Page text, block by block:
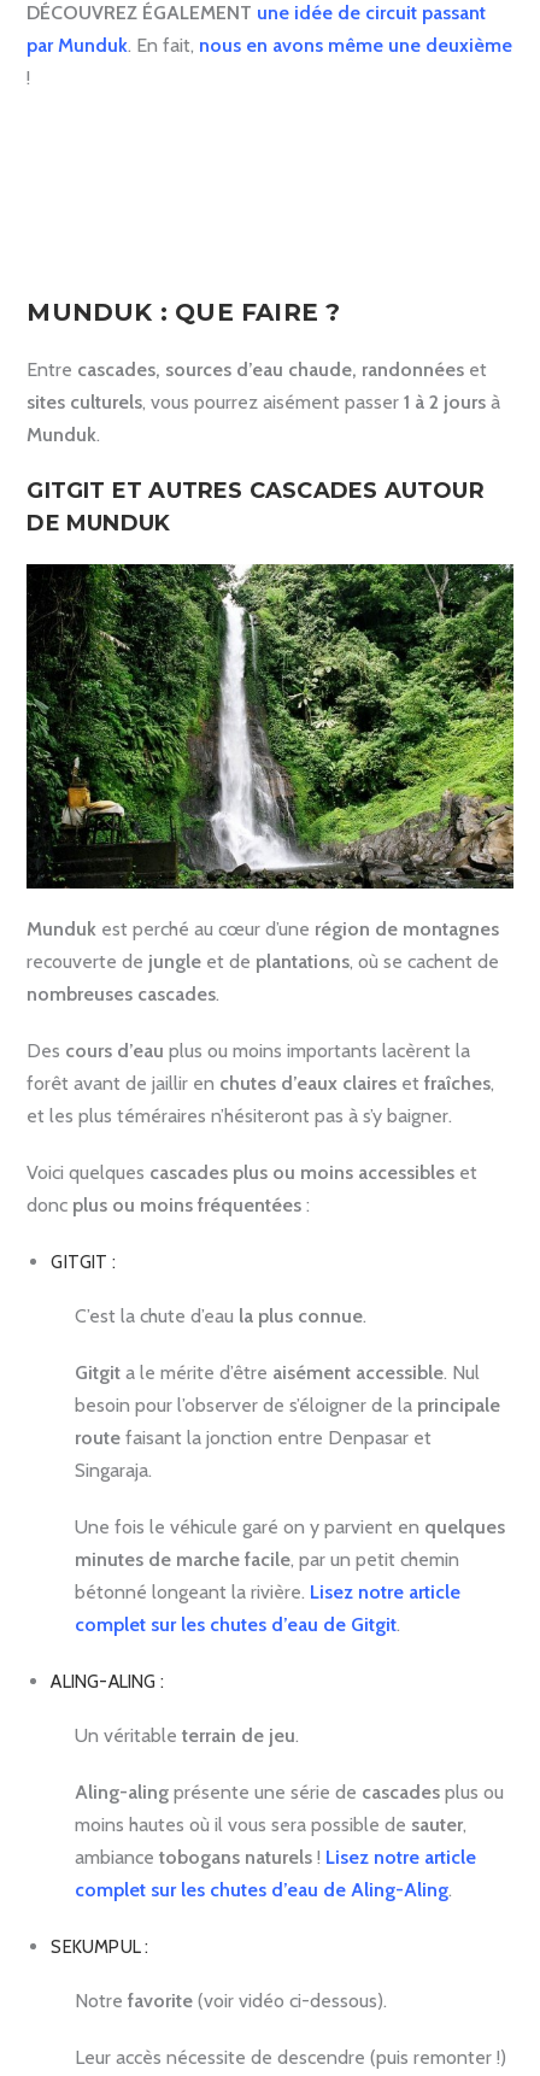
DÉCOUVREZ ÉGALEMENT une idée de circuit passant
par Munduk. En fait, nous en avons même une deuxième
!
MUNDUK : QUE FAIRE ?
Entre cascades, sources d’eau chaude, randonnées et
sites culturels, vous pourrez aisément passer1 à 2 jours à
Munduk.
GITGIT ET AUTRES CASCADES AUTOUR
DE MUNDUK
Munduk est perché au cœur d’une région de montagnes
recouverte de jungle et de plantations, où se cachent de
nombreuses cascades.
Des cours d’eau plus ou moins importants lacèrent la
forêt avant de jaillir en chutes d’eaux claires etfraîches,
et les plus téméraires n’hésiteront pas à s’y baigner.
Voici quelques cascades plus ou moins accessibles et
donc plus ou moins fréquentées :
GITGIT :
C’est la chute d’eau la plus connue.
Gitgit a le mérite d’être aisément accessible. Nul
besoin pour l’observer de s’éloigner de la principale
route faisant la jonction entre Denpasar et
Singaraja.
Une fois le véhicule garé on y parvient en quelques
minutes de marche facile, par un petit chemin
bétonné longeant la rivière. Lisez notre article
complet sur les chutes d’eau de Gitgit.
ALING-ALING :
Un véritableterrain de jeu.
Aling-aling présente une série de cascades plus ou
moins hautes où il vous sera possible de sauter,
ambiancetobogans naturels ! Lisez notre article
complet sur les chutes d’eau de Aling-Aling.
SEKUMPUL :
Notrefavorite(voir vidéo ci-dessous).
Leur accès nécessite de descendre (puis remonter !)